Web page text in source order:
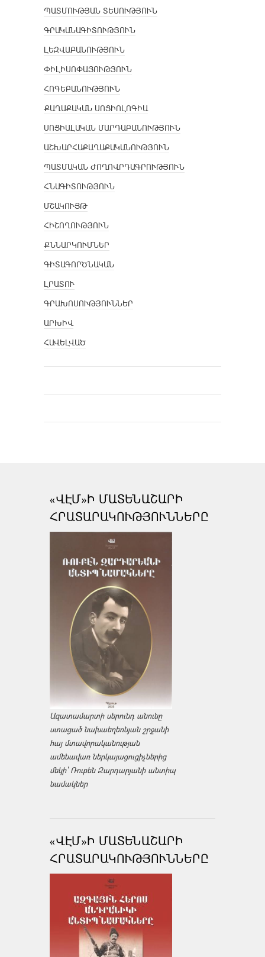
ՊԱՏՄՈՒԹՅԱՆ ՏԵՍՈՒԹՅՈՒՆ
ԳՐԱԿԱՆԱԳԻՏՈՒԹՅՈՒՆ
ԼԵԶՎԱԲԱՆՈՒԹՅՈՒՆ
ՓԻԼԻՍՈՓԱՅՈՒԹՅՈՒՆ
ՀՈԳԵԲԱՆՈՒԹՅՈՒՆ
ՔԱՂԱՔԱԿԱՆ ՍՈՑԻՈԼՈԳԻԱ
ՍՈՑԻԱԼԱԿԱՆ ՄԱՐԴԱԲԱՆՈՒԹՅՈՒՆ
ԱՇԽԱՐՀԱՔԱՂԱՔԱԿԱՆՈՒԹՅՈՒՆ
ՊԱՏՄԱԿԱՆ ԺՈՂՈՎՐԴԱԳՐՈՒԹՅՈՒՆ
ՀՆԱԳԻՏՈՒԹՅՈՒՆ
ՄՇԱԿՈՒՅԹ
ՀԻՇՈՂՈՒԹՅՈՒՆ
ՔՆՆԱՐԿՈՒՄՆԵՐ
ԳԻՏԱԳՈՐԾՆԱԿԱՆ
ԼՐԱՏՈՒ
ԳՐԱԽՈՍՈՒԹՅՈՒՆՆԵՐ
ԱՐԽԻՎ
ՀԱՎԵԼՎԱԾ
«ՎԷՄ»Ի ՄԱՏԵՆԱՇԱՐԻ
ՀՐԱՏԱՐԱԿՈՒԹՅՈՒՆՆԵՐԸ
Ազատամարտի սերունդ անունը
ստացած նախաեղեռնյան շրջանի
հայ մտավորականության
ամենավառ ներկայացուցիչներից
մեկի՝ Ռուբեն Զարդարյանի անտիպ
նամակներ
«ՎԷՄ»Ի ՄԱՏԵՆԱՇԱՐԻ
ՀՐԱՏԱՐԱԿՈՒԹՅՈՒՆՆԵՐԸ